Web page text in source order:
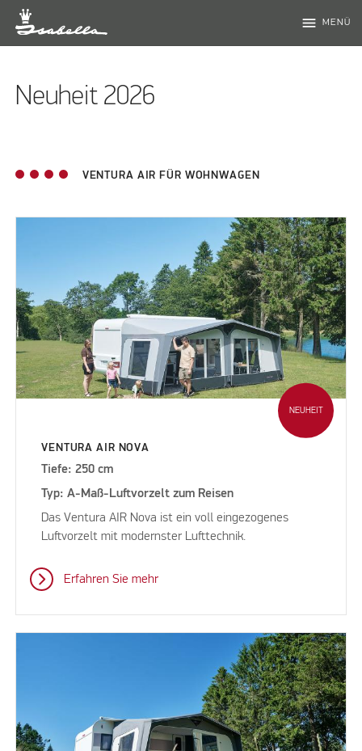
menu MENÜ
Neuheit 2026
VENTURA AIR FÜR WOHNWAGEN
NEUHEIT
VENTURA AIR NOVA
Tiefe: 250 cm
Typ: A-Maß-Luftvorzelt zum Reisen
Das Ventura AIR Nova ist ein voll eingezogenes
Luftvorzelt mit modernster Lufttechnik.
Erfahren Sie mehr